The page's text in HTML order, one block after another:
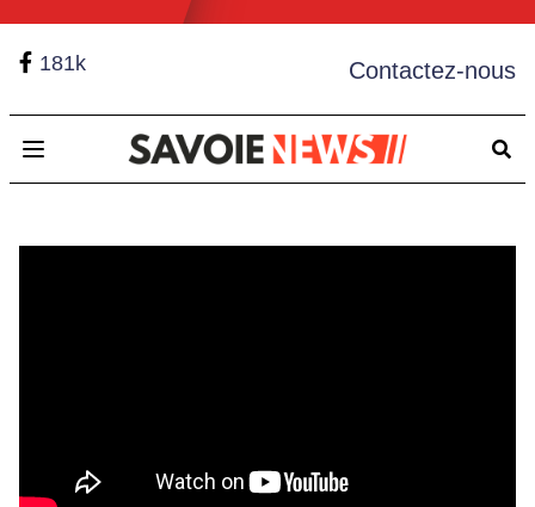
181k Contactez-nous
Open main menu